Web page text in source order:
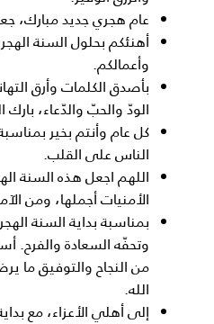
عام هجري جديد مبارك،
أهنئكم بحلول السنة
وأعمالكم.
بأصدق الكلمات وأرق
الودّ والحبّ والدّعاء،
كل عام وأنتم بخير
الناس على القلب.
اللهم اجعل هذه السنة
الأمنيات أجملها، ومن
بمناسبة بداية السنة
وتحفّه السعادة والفرح.
من النجاح والتوفيق
الله.
إلى أهلي الأعزاء، مع